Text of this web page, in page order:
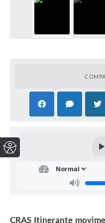
CRAS Itinerante